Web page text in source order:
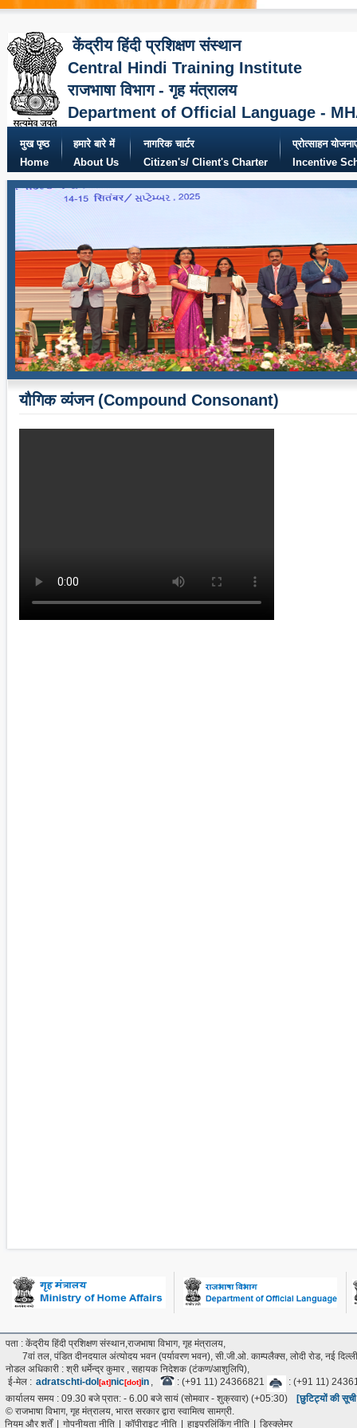
केंद्रीय हिंदी प्रशिक्षण संस्थान
Central Hindi Training Institute
राजभाषा विभाग - गृह मंत्रालय
Department of Official Language -
मुख पृष्ठ
Home
हमारे बारे में
About Us
नागरिक चार्टर
Citizen's/ Client's Charter
प्रोत्साहन
Incentive
यौगिक व्यंजन (Compound Consonant)
पता : केंद्रीय हिंदी प्रशिक्षण संस्थान,राजभाषा विभाग, गृह मंत्रालय,
7वां तल, पंडित दीनदयाल अंत्‍योदय भवन (पर्यावरण भवन), सी.जी.ओ. काम्पलैक्स, लोदी रोड, नई
नोडल अधिकारी : श्री धर्मेन्द्र कुमार , सहायक निदेशक (टंकण/आशुलिपि),
ई-मेल : adratschti-dol [at]nic[dot]in , : (+91 11) 24366821
: (+91 11)
कार्यालय समय : 09.30 बजे प्रात: - 6.00 बजे सायं (सोमवार - शुक्रवार) (+05:30)
[छुटिट्यों की
© राजभाषा विभाग, गृह मंत्रालय, भारत सरकार द्वारा स्वामित्व सामग्री.
नियम और शर्तें
गोपनीयता नीति कॉपीराइट नीति हाइपरलिंकिंग नीति डिस्क्लेमर